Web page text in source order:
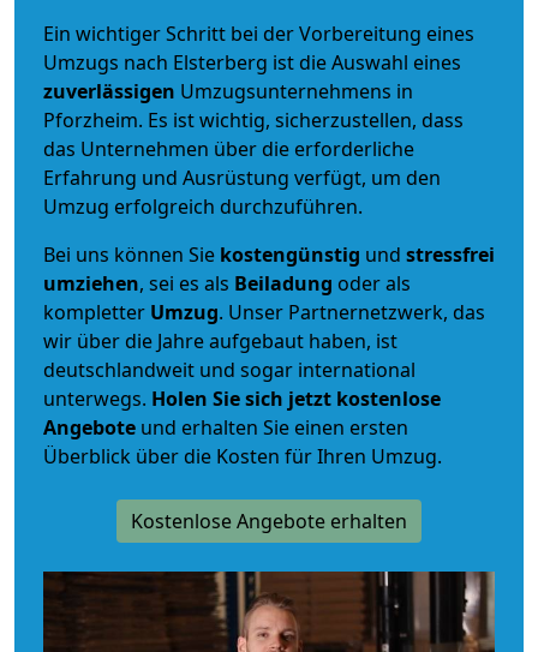
Ein wichtiger Schritt bei der Vorbereitung eines
Umzugs nach Elsterberg ist die Auswahl eines
zuverlässigen Umzugsunternehmens in
Pforzheim. Es ist wichtig, sicherzustellen, dass
das Unternehmen über die erforderliche
Erfahrung und Ausrüstung verfügt, um den
Umzug erfolgreich durchzuführen.
Bei uns können Sie kostengünstig und stressfrei
umziehen, sei es als Beiladung oder als
kompletter Umzug. Unser Partnernetzwerk, das
wir über die Jahre aufgebaut haben, ist
deutschlandweit und sogar international
unterwegs. Holen Sie sich jetzt kostenlose
Angebote und erhalten Sie einen ersten
Überblick über die Kosten für Ihren Umzug.
Kostenlose Angebote erhalten